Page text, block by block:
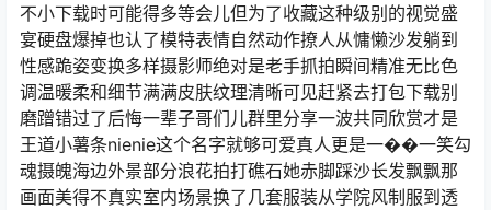
不小下载时可能得多等会儿但为了收藏这种级别的视觉盛
宴硬盘爆掉也认了模特表情自然动作撩人从慵懒沙发躺到
性感跪姿变换多样摄影师绝对是老手抓拍瞬间精准无比色
调温暖柔和细节满满皮肤纹理清晰可见赶紧去打包下载别
磨蹭错过了后悔一辈子哥们儿群里分享一波共同欣赏才是
王道小薯条nienie这个名字就够可爱真人更是一��一笑勾
魂摄魄海边外景部分浪花拍打礁石她赤脚踩沙长发飘飘那
画面美得不真实室内场景换了几套服装从学院风制服到透